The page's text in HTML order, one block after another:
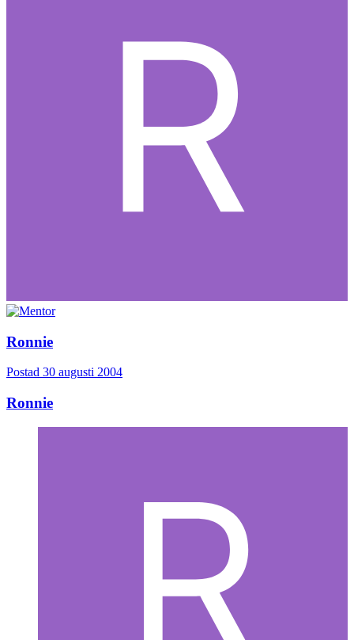
Ronnie
Postad 30 augusti 2004
Ronnie